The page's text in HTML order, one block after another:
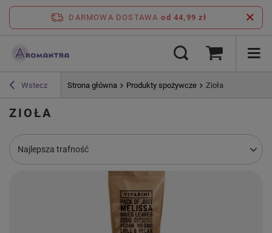
DARMOWA DOSTAWA od 44,99 zł
Wstecz Strona główna Produkty spożywcze Zioła
ZIOŁA
Zmień sortowanie
Najlepsza trafność